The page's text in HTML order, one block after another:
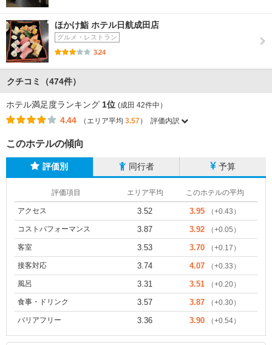
ほかけ鮨 ホテル日航成田店
グルメ・レストラン
3.24
クチコミ（474件）
ホテル満足度ランキング 1位 (成田 42件中）
4.44 （エリア平均 3.57） 評価内訳
このホテルの傾向
評価別 同行者 予算
評価項目 エリア平均 このホテルの平均
アクセス 3.52 3.95 （+0.43）
コストパフォーマンス 3.87 3.92 （+0.05）
客室 3.53 3.70 （+0.17）
接客対応 3.74 4.07 （+0.33）
風呂 3.31 3.51 （+0.20）
食事・ドリンク 3.57 3.87 （+0.30）
バリアフリー 3.36 3.90 （+0.54）